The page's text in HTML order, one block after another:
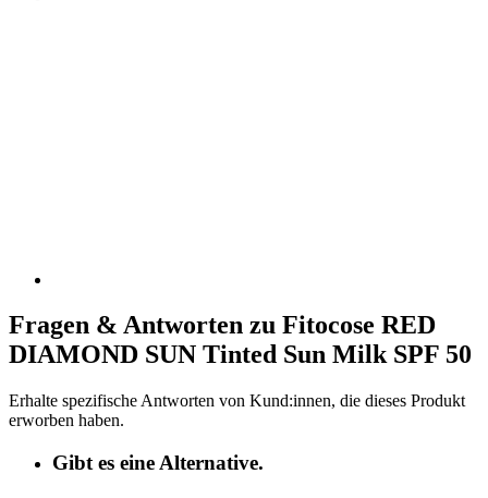
Fragen & Antworten zu Fitocose RED
DIAMOND SUN Tinted Sun Milk SPF 50
Erhalte spezifische Antworten von Kund:innen, die dieses Produkt
erworben haben.
Gibt es eine Alternative.